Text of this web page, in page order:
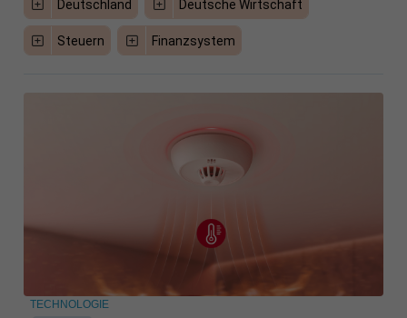
Deutschland Deutsche Wirtschaft
Steuern Finanzsystem
TECHNOLOGIE